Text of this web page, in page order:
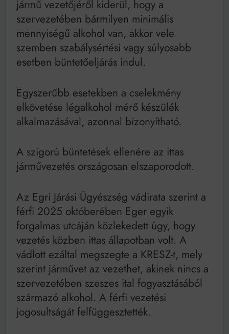
Mindenki a világot akarja uralni – de nem csak a 80-
as években
Bitumenes lapostetők: a bevált technológia akkor
működik, ha jól van felújítva
jármű vezetőjéről kiderül, hogy a
szervezetében bármilyen minimális
mennyiségű alkohol van, akkor vele
szemben szabálysértési vagy súlyosabb
esetben büntetőeljárás indul.
Egyszerűbb esetekben a cselekmény
elkövetése légalkohol mérő készülék
alkalmazásával, azonnal bizonyítható.
A szigorú büntetések ellenére az ittas
járművezetés országosan elszaporodott.
Az Egri Járási Ügyészség vádirata szerint a
férfi 2025 októberében Eger egyik
forgalmas utcáján közlekedett úgy, hogy
vezetés közben ittas állapotban volt. A
vádlott ezáltal megszegte a KRESZ-t, mely
szerint járművet az vezethet, akinek nincs a
szervezetében szeszes ital fogyasztásából
származó alkohol. A férfi vezetési
jogosultságát felfüggesztették.